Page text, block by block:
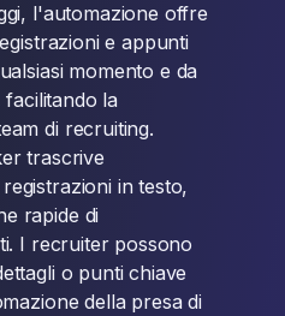
l'automazione offre
e appunti
momento e da
facilitando la
di recruiting.
trascrive
in testo,
rapide di
I recruiter possono
o punti chiave
della presa di